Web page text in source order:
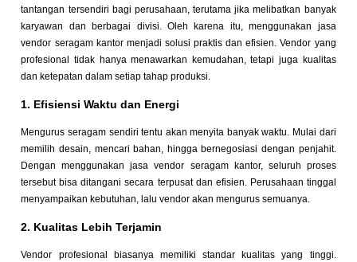
tantangan tersendiri bagi perusahaan, terutama jika melibatkan banyak
karyawan dan berbagai divisi. Oleh karena itu, menggunakan jasa
vendor seragam kantor menjadi solusi praktis dan efisien. Vendor yang
profesional tidak hanya menawarkan kemudahan, tetapi juga kualitas
dan ketepatan dalam setiap tahap produksi.
1. Efisiensi Waktu dan Energi
Mengurus seragam sendiri tentu akan menyita banyak waktu. Mulai dari
memilih desain, mencari bahan, hingga bernegosiasi dengan penjahit.
Dengan menggunakan jasa vendor seragam kantor, seluruh proses
tersebut bisa ditangani secara terpusat dan efisien. Perusahaan tinggal
menyampaikan kebutuhan, lalu vendor akan mengurus semuanya.
2. Kualitas Lebih Terjamin
Vendor profesional biasanya memiliki standar kualitas yang tinggi.